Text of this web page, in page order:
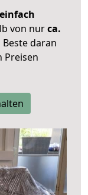
von nurca.
daran
Preisen